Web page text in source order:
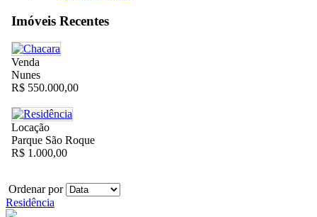
Imóveis Recentes
Venda
Nunes
R$ 550.000,00
Locação
Parque São Roque
R$ 1.000,00
Ordenar por
Residência